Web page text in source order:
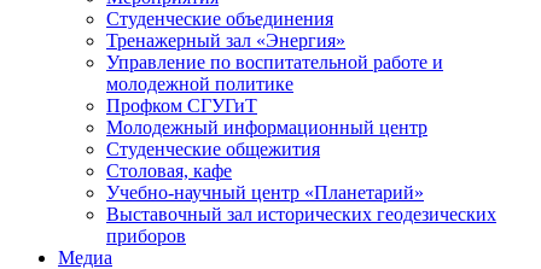
Студенческие объединения
Тренажерный зал «Энергия»
Управление по воспитательной работе и
молодежной политике
Профком СГУГиТ
Молодежный информационный центр
Студенческие общежития
Столовая, кафе
Учебно-научный центр «Планетарий»
Выставочный зал исторических геодезических
приборов
Медиа